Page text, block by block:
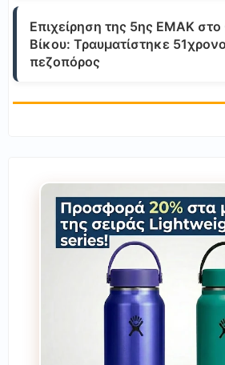
Επιχείρηση της 5ης ΕΜΑΚ στο
Βίκου: Τραυματίστηκε
πεζοπόρος